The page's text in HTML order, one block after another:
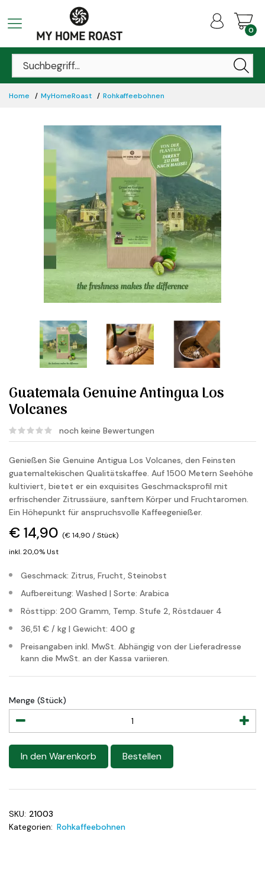
0
Home MyHomeRoast Rohkaffeebohnen
Guatemala Genuine Antingua Los
Volcanes
noch keine Bewertungen
Genießen Sie Genuine Antigua Los Volcanes, den Feinsten
guatemaltekischen Qualitätskaffee. Auf 1500 Metern Seehöhe
kultiviert, bietet er ein exquisites Geschmacksprofil mit
erfrischender Zitrussäure, sanftem Körper und Fruchtaromen.
Ein Höhepunkt für anspruchsvolle Kaffeegenießer.
€ 14,90 (€ 14,90 / Stück)
inkl. 20,0% Ust
Geschmack: Zitrus, Frucht, Steinobst
Aufbereitung: Washed | Sorte: Arabica
Rösttipp: 200 Gramm, Temp. Stufe 2, Röstdauer 4
36,51 € / kg | Gewicht: 400 g
Preisangaben inkl. MwSt. Abhängig von der Lieferadresse
kann die MwSt. an der Kassa variieren.
Menge (Stück)
In den Warenkorb Bestellen
SKU: 21003
Kategorien: Rohkaffeebohnen